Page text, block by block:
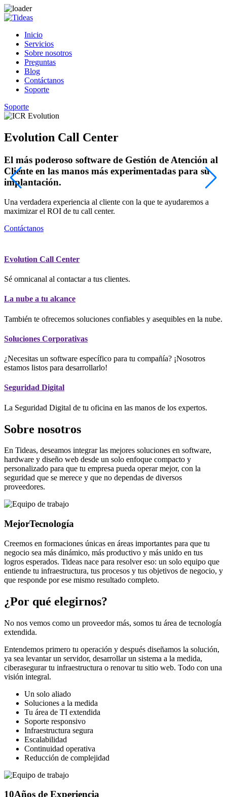
Inicio
Servicios
Sobre nosotros
Preguntas
Blog
Contáctanos
Soporte
Soporte
Evolution Call Center
El más poderoso software de Gestión de Atención al
Cliente en las manos más experimentadas para su
implantación.
Una verdadera experiencia al cliente con la que te ayudaremos a
maximizar el ROI de tu call center.
Contáctanos
Evolution Call Center
Sé omnicanal al contactar a tus clientes.
La nube a tu alcance
También te ofrecemos soluciones confiables y asequibles en la nube.
Soluciones Corporativas
¿Necesitas un software específico para tu compañía? ¡Nosotros
estamos listos para desarrollarlo!
Seguridad Digital
La Seguridad Digital de tu oficina en las manos de los expertos.
Sobre nosotros
En Tideas, deseamos integrar las mejores soluciones en software,
hardware y diseño web desde un solo enfoque compacto y
personalizado para que tu empresa pueda operar mejor, con la
seguridad que se merece y que no dependas de diversos
proveedores.
MejorTecnología
Creemos en formaciones únicas en áreas importantes para que tu
negocio sea más dinámico, más productivo y más unido en tus
logros esperados. Tideas nace para resolver eso: un solo equipo que
entiende tu infraestructura, tus procesos y tus objetivos de negocio, y
que responde por ese mismo resultado completo.
¿Por qué elegirnos?
No nos vemos como un proveedor más, somos tu área de tecnología
extendida.
Entendemos primero tu operación y después diseñamos la solución,
ya sea levantar un servidor, desarrollar un sistema a la medida,
ciberasegurar tu infraestructura o renovar tu sitio web. Todo con una
visión integral.
Un solo aliado
Soluciones a la medida
Tu área de TI extendida
Soporte responsivo
Infraestructura segura
Escalabilidad
Continuidad operativa
Reducción de complejidad
10Años de Experiencia